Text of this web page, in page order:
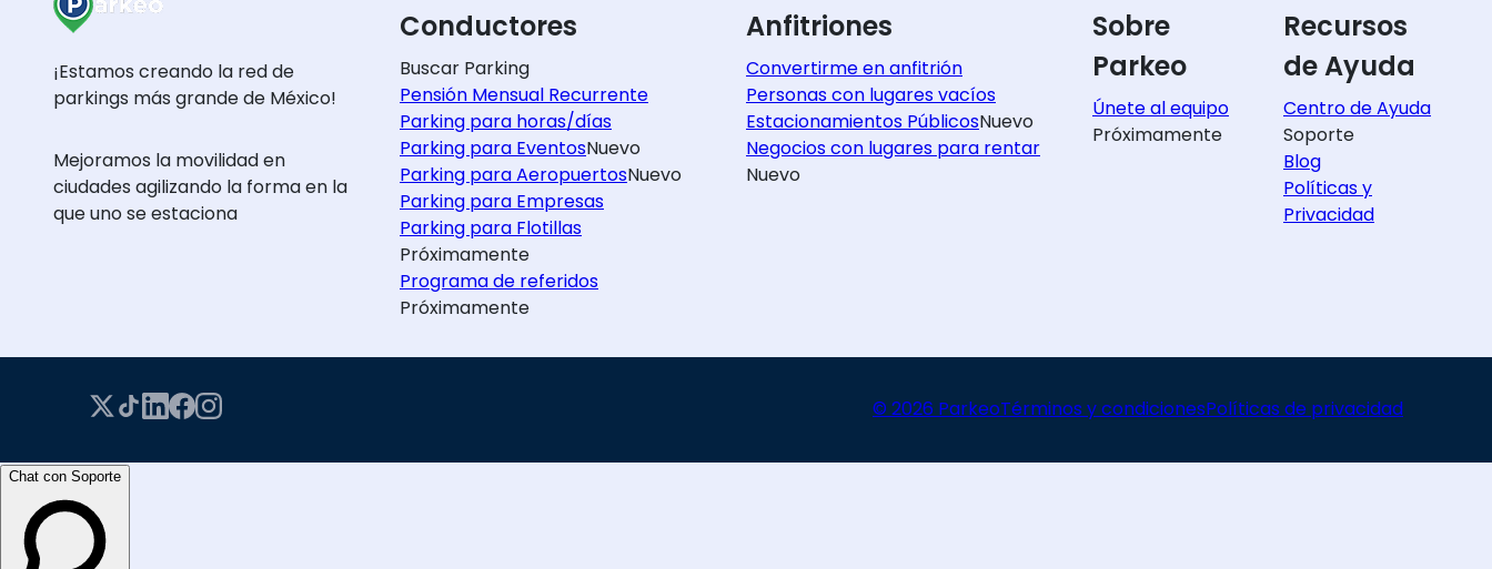
¡Estamos creando la red de
parkings más grande de México!
Mejoramos la movilidad en
ciudades agilizando la forma en la
que uno se estaciona
Conductores
Buscar Parking
Pensión Mensual Recurrente
Parking para horas/días
Parking para EventosNuevo
Parking para AeropuertosNuevo
Parking para Empresas
Parking para Flotillas
Próximamente
Programa de referidos
Próximamente
Anfitriones
Convertirme en anfitrión
Personas con lugares vacíos
Estacionamientos PúblicosNuevo
Negocios con lugares para rentar
Nuevo
Recursos
de Ayuda
Centro de Ayuda
Soporte
Blog
Políticas y
Privacidad
Sobre
Parkeo
Únete al equipo
Próximamente
© 2026 ParkeoTérminos y condicionesPolíticas de privacidad
Chat con Soporte